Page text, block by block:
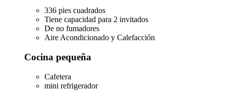
336 pies cuadrados
Tiene capacidad para 2 invitados
De no fumadores
Aire Acondicionado y Calefacción
Cocina pequeña
Cafetera
mini refrigerador